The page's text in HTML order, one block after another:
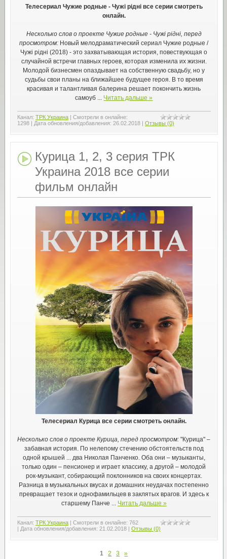
Телесериал Чужие родные - Чужі рідні все серии смотреть
онлайн.
Несколько слов о проекте Чужие родные - Чужі рідні, перед
просмотром: Новый мелодраматический сериал Чужие родные /
Чужі рідні (2018) - это захватывающая история, повествующая о
случайной встречи главных героев, которая изменила их жизни.
Молодой бизнесмен опаздывает на собственную свадьбу, но у
судьбы свои планы на ближайшее будущее героя. В то время
красивая и талантливая балерина решает покончить жизнь
самоуб
Читать дальше »
Канал: ТРК Украина| Смотрели в онлайне:
1298| Дата обновления/добавления: 26.02.2018 | Отзывы (0)
Курица 1, 2, 3 серия ТРК
Украина 2018 все серии
фильм онлайн
Телесериал Курица все серии смотреть онлайн.
Несколько слов о проекте Курица, перед просмотром: "Курица" –
забавная история. По нелепому стечению обстоятельств под
одной крышей ... два Николая Панченко. Оба они – музыканты,
только один – пенсионер и играет классику, а другой – молодой
рок-музыкант, собирающий поклонников на своих концертах.
Разница в музыкальных вкусах и домашних неудачах постепенно
превращает тезок и однофамильцев в заклятых врагов. И здесь к
старшему Панче
Читать дальше »
Канал: ТРК Украина| Смотрели в онлайне: 762
| Дата обновления/добавления: 21.02.2018 | Отзывы (0)
1 2 3
»